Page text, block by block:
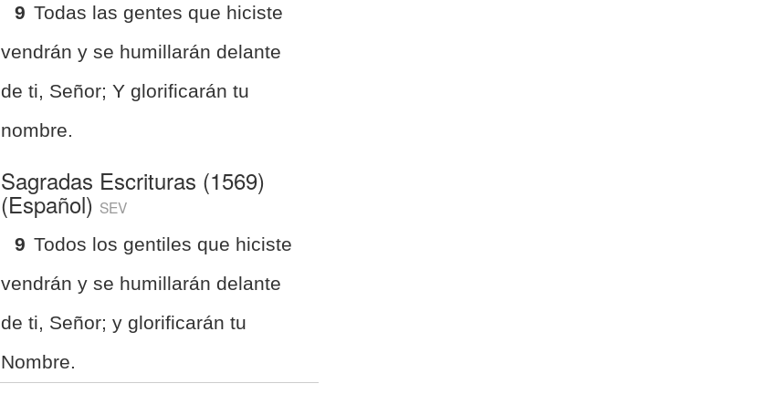
9 Todas las gentes que hiciste
vendrán y se humillarán delante
de ti, Señor; Y glorificarán tu
nombre.
Sagradas Escrituras (1569)
(Español) SEV
9 Todos los gentiles que hiciste
vendrán y se humillarán delante
de ti, Señor; y glorificarán tu
Nombre.